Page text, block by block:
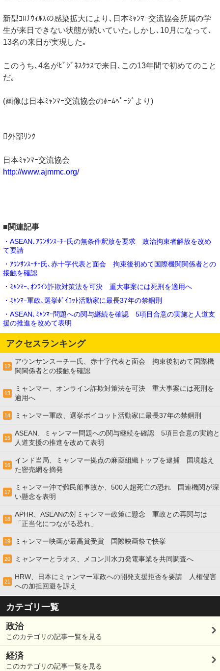
新型ｺﾛﾅｳｨﾙｽの感染拡大により､日本ﾐｬﾝﾏｰ交流協会所属の学
生が来日できない状態が続いていた｡しかし､10月になって､
13名の来日が実現した｡
このうち､4名がﾋﾞｼﾞﾈｽｸﾗｽで来日､この13年間で初めてのこと
だ｡
(画像は日本ﾐｬﾝﾏｰ交流協会のﾎｰﾑﾍﾟｰｼﾞより)
外部ﾘﾝｸ
日本ﾐｬﾝﾏｰ交流協会
http://www.ajmmc.org/
■関連記事
・ASEAN､ｱｳﾝｻﾝｽｰﾁｰ氏の無条件釈放を要求 政治拘束者解放を改め
て要請
・ｱｳﾝｻﾝｽｰﾁｰ氏､赤十字代表と面会 拘束後初めて国際機関関係者との
接触を確認
・ﾐｬﾝﾏｰ､ｵﾝﾗｲﾝ詐欺対策法を可決 重大事案には死刑を適用へ
・ﾐｬﾝﾏｰ軍政､選挙ﾎﾞｲｺｯﾄ活動家に最長37年の禁錮刑
・ASEAN､ﾐｬﾝﾏｰ問題への関与継続を確認 5項目合意の実施と人道支
援の推進を改めて表明
アクセスランキング
12
アウンサンスーチー氏、赤十字代表と面会 拘束後初めて国際機
関関係者との接触を確認
13
ミャンマー、オンライン詐欺対策法を可決 重大事案には死刑を
適用へ
14 ミャンマー軍政、選挙ボイコット活動家に最長37年の禁錮刑
15
ASEAN、ミャンマー問題への関与継続を確認 5項目合意の実施と
人道支援の推進を改めて表明
16
インド当局、ミャンマー拠点の麻薬組織トップを逮捕 国境越え
た密売網を摘発
17
ミャンマー沖で難民船事故か、500人超死亡の恐れ 国連機関が深
い懸念を表明
18
APHR、ASEANの対ミャンマー政策に懸念 軍政との再関与は
「正当化につながる恐れ」
19 ミャンマー映画が最高賞受賞 国際映画祭で快挙
20 ミャンマーとラオス、メコン川水力発電事業を共同調査へ
21
HRW、日本にミャンマー軍政への開発支援拒否を要請 人権侵害
への加担回避を訴え
カテゴリ一覧
政治
このカテゴリの記事一覧を見る
経済
このカテゴリの記事一覧を見る